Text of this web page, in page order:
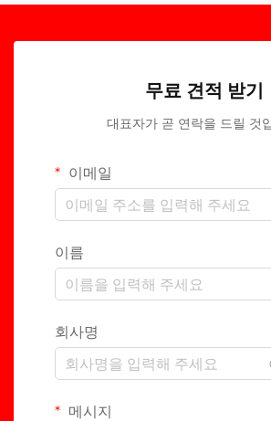
무료 견적 받기
대표자가 곧 연락을 드릴 것
이메일
이름
회사명
메시지